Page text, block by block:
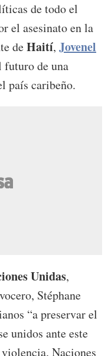
de todo el
el asesinato en la
deHaití, Jovenel
futuro de una
país caribeño.
Unidas,
Stéphane
“a preservar el
unidos ante este
Naciones